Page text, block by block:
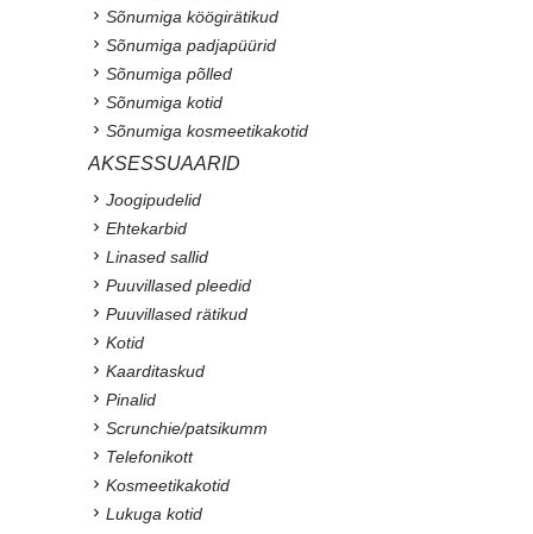
Sõnumiga köögirätikud
Sõnumiga padjapüürid
Sõnumiga põlled
Sõnumiga kotid
Sõnumiga kosmeetikakotid
AKSESSUAARID
Joogipudelid
Ehtekarbid
Linased sallid
Puuvillased pleedid
Puuvillased rätikud
Kotid
Kaarditaskud
Pinalid
Scrunchie/patsikumm
Telefonikott
Kosmeetikakotid
Lukuga kotid